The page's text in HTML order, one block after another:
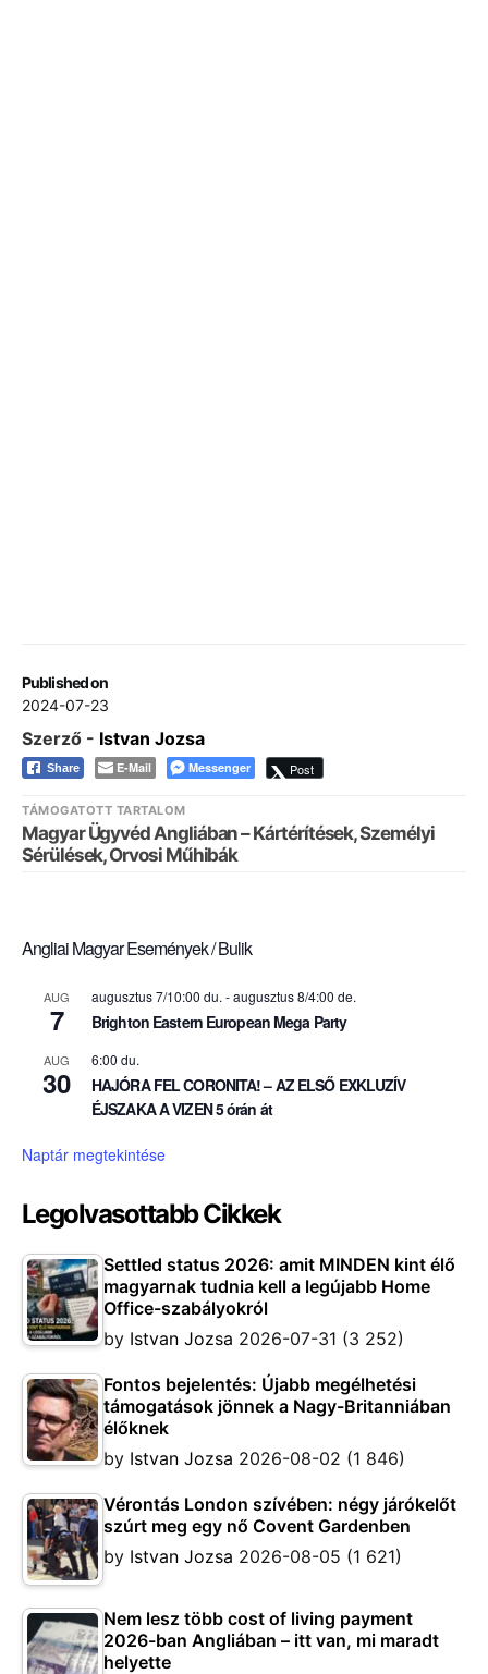
Published on
2024-07-23
Szerző - Istvan Jozsa
Share E-Mail Messenger Post
TÁMOGATOTT TARTALOM
Magyar Ügyvéd Angliában – Kártérítések, Személyi
Sérülések, Orvosi Műhibák
Angliai Magyar Események / Bulik
AUG
7
augusztus 7/10:00 du. -augusztus 8/4:00 de.
Brighton Eastern European Mega Party
AUG
30
6:00 du.
HAJÓRA FEL CORONITA! – AZ ELSŐ EXKLUZÍV
ÉJSZAKA A VIZEN 5 órán át
Naptár megtekintése
Legolvasottabb Cikkek
Settled status 2026: amit MINDEN kint élő
magyarnak tudnia kell a legújabb Home
Office-szabályokról
by Istvan Jozsa 2026-07-31 (3 252)
Fontos bejelentés: Újabb megélhetési
támogatások jönnek a Nagy-Britanniában
élőknek
by Istvan Jozsa 2026-08-02 (1 846)
Vérontás London szívében: négy járókelőt
szúrt meg egy nő Covent Gardenben
by Istvan Jozsa 2026-08-05 (1 621)
Nem lesz több cost of living payment
2026-ban Angliában – itt van, mi maradt
helyette